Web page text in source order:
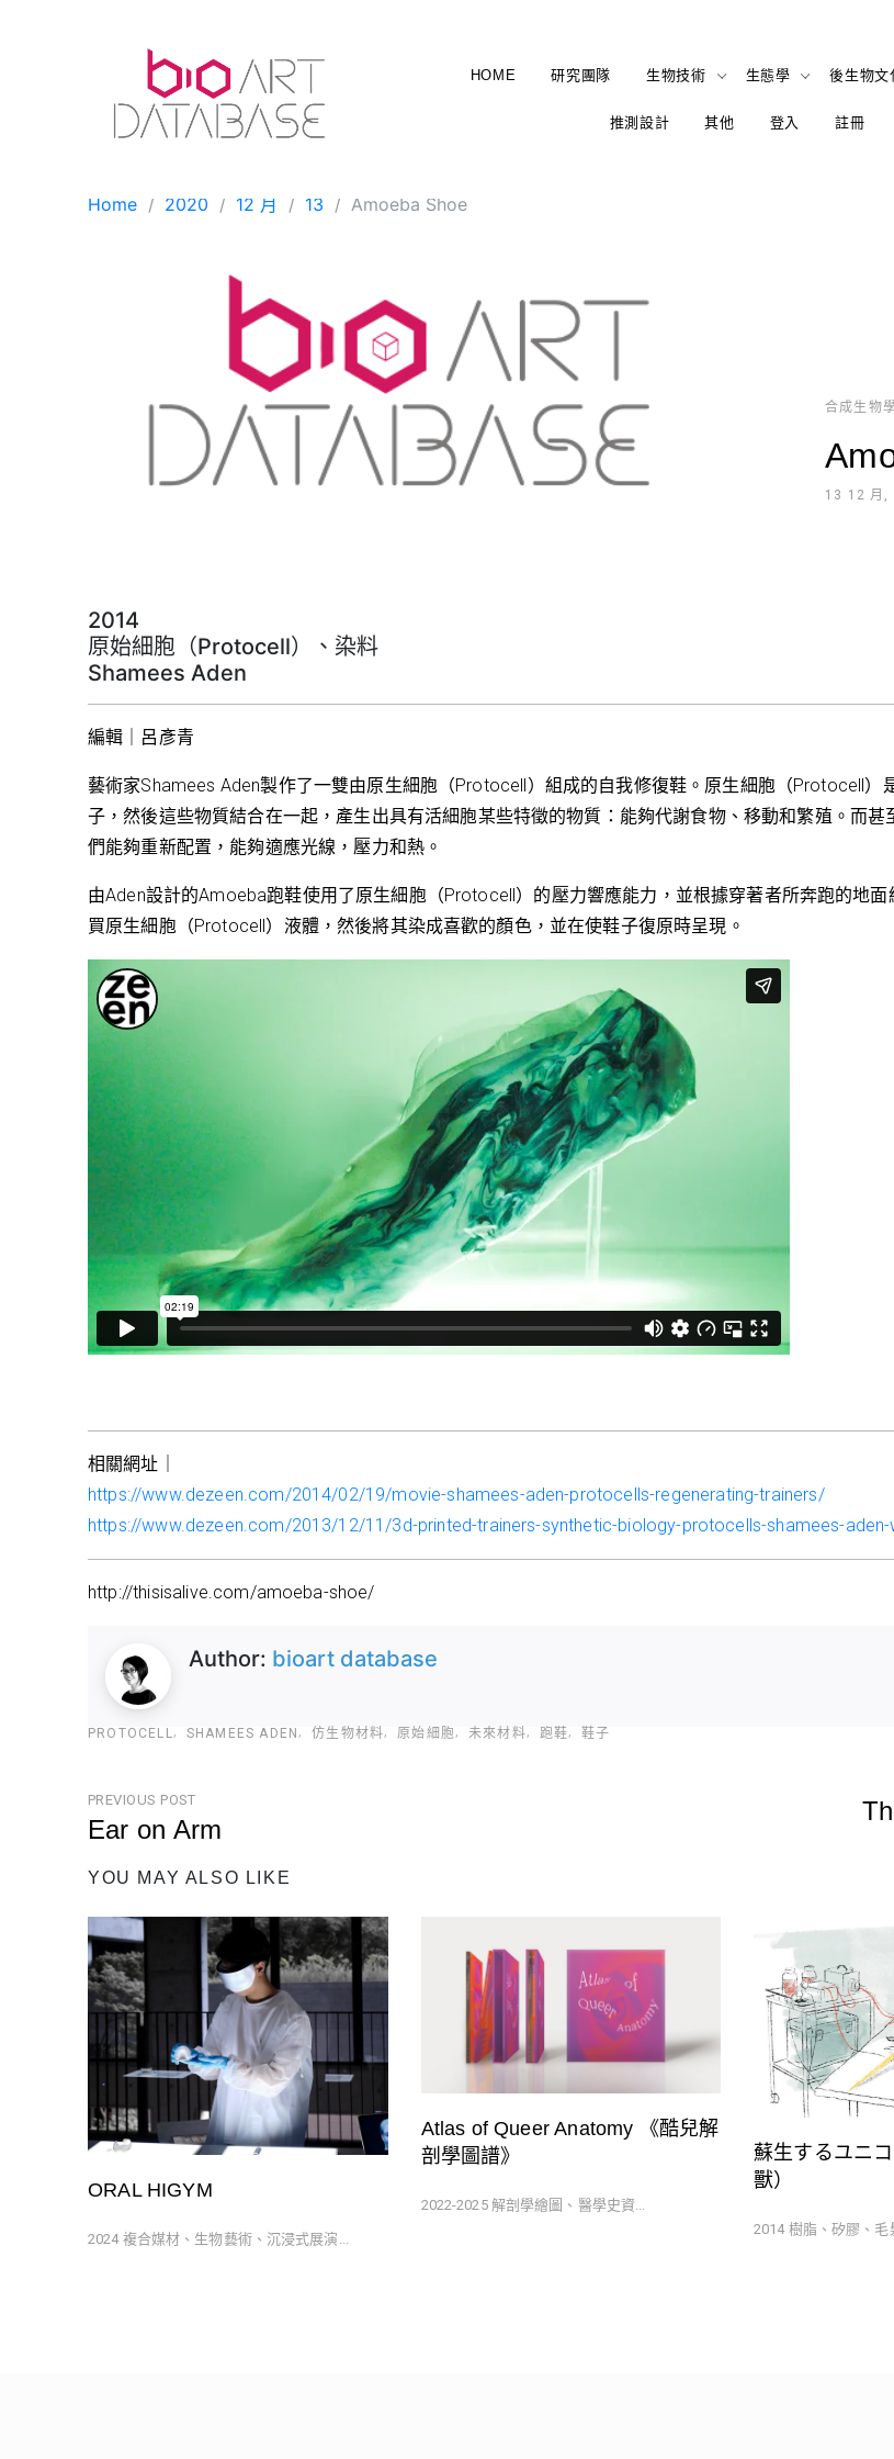
HOME 研究團隊 生物技術 生態學 後生物文
推測設計 其他 登入 註冊
Home 2020 12 月 13 Amoeba Shoe
合成生物
13 12 月,
2014
原始細胞（Protocell）、染料
Shamees Aden
編輯｜呂彥青
藝術家Shamees Aden製作了一雙由原生細胞（Protocell）組成的自我修復鞋。原生細胞（Protocell
子，然後這些物質結合在一起，產生出具有活細胞某些特徵的物質：能夠代謝食物、移動和繁殖。而
們能夠重新配置，能夠適應光線，壓力和熱。
由Aden設計的Amoeba跑鞋使用了原生細胞（Protocell）的壓力響應能力，並根據穿著者所奔跑的地
買原生細胞（Protocell）液體，然後將其染成喜歡的顏色，並在使鞋子復原時呈現。
相關網址｜
https://www.dezeen.com/2014/02/19/movie-shamees-aden-protocells-regenerating-trainers/
https://www.dezeen.com/2013/12/11/3d-printed-trainers-synthetic-biology-protocells-shamees-
http://thisisalive.com/amoeba-shoe/
Author: bioart database
PROTOCELL SHAMEES ADEN 仿生物材料 原始細胞 未來材料 跑鞋 鞋子
文
章
導
覽
PREVIOUS POST
Ear on Arm
Post
YOU MAY ALSO LIKE
ORAL HIGYM
2024 複合媒材、生物藝術、沉浸式展演...
Atlas of Queer Anatomy 《酷兒解
剖學圖譜》
2022-2025 解剖學繪圖、醫學史資...
蘇生するユニ
獸）
2014 樹脂、矽膠、毛